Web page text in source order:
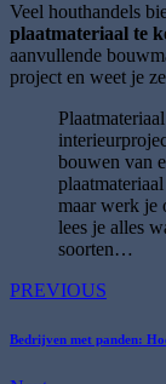
Veel houthandels
plaatmateriaal te
aanvullende
project en weet je
bouwen van
maar werk je
lees je alles
soorten…
PREVIOUS
Bedrijven met panden: